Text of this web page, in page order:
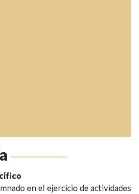
en el ejercicio de actividades